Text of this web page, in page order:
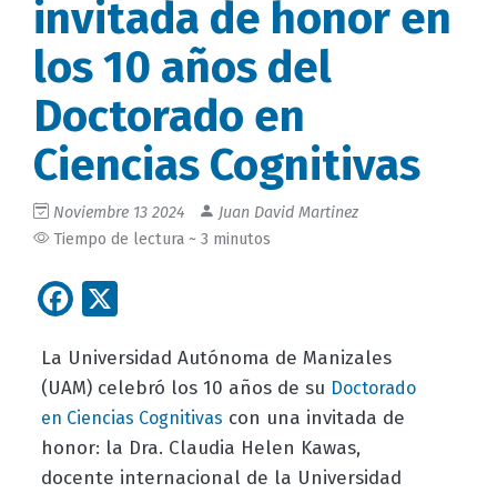
invitada de honor en
los 10 años del
Doctorado en
Ciencias Cognitivas
Noviembre 13 2024
Juan David Martinez
Tiempo de lectura ~ 3 minutos
Facebook
La Universidad Autónoma de Manizales
(UAM) celebró los 10 años de su Doctorado
en Ciencias Cognitivas con una invitada de
honor: la Dra. Claudia Helen Kawas,
docente internacional de la Universidad